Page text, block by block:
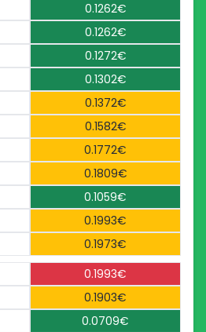
0.1262€
0.1262€
0.1272€
0.1302€
0.1372€
0.1582€
0.1772€
0.1809€
0.1059€
0.1993€
0.1973€
0.1993€
0.1903€
0.0709€